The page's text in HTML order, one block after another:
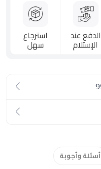
الدفع عند
الإستلام
استرجاع
سهل
أسئلة وأجوبة